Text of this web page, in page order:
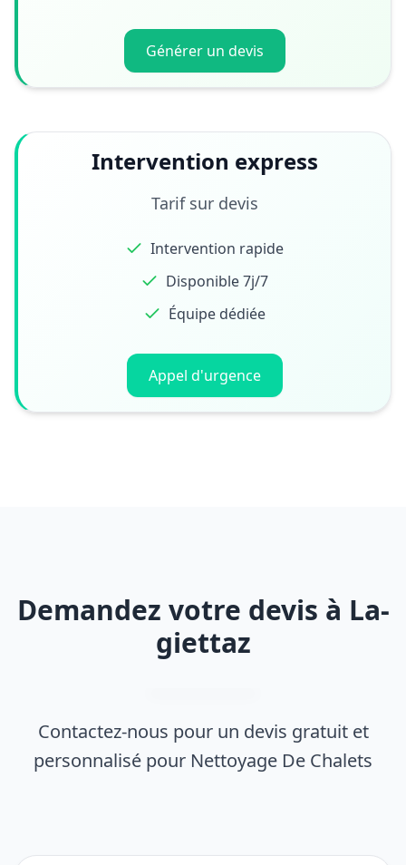
Générer un devis
Intervention express
Tarif sur devis
Intervention rapide
Disponible 7j/7
Équipe dédiée
Appel d'urgence
Demandez votre devis à La-
giettaz
Contactez-nous pour un devis gratuit et
personnalisé pour Nettoyage De Chalets